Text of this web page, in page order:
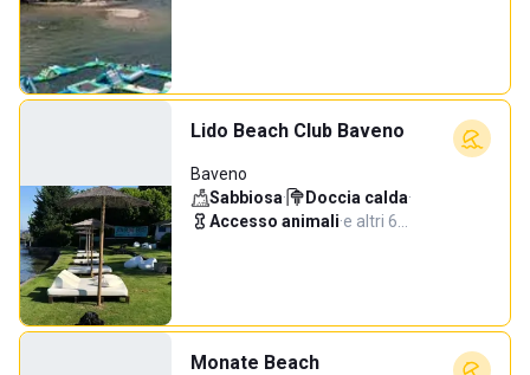
Lido Beach Club Baveno
Baveno
Sabbiosa· Doccia calda·
Accesso animali·e altri 6…
Monate Beach